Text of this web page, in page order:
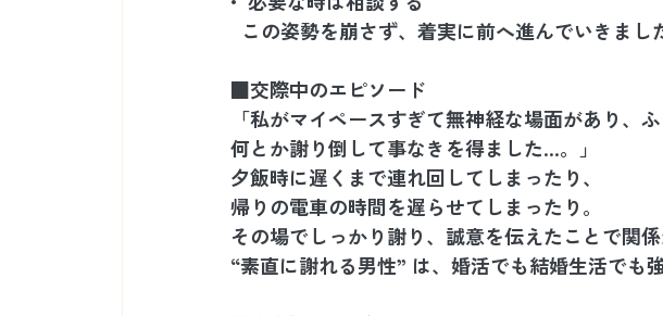
この姿勢を崩さず、着実に前へ進んでいきまし
■交際中のエピソード
「私がマイペースすぎて無神経な場面があり、
何とか謝り倒して事なきを得ました…。」
夕飯時に遅くまで連れ回してしまったり、
帰りの電車の時間を遅らせてしまったり。
その場でしっかり謝り、誠意を伝えたことで関係
“素直に謝れる男性” は、婚活でも結婚生活でも強